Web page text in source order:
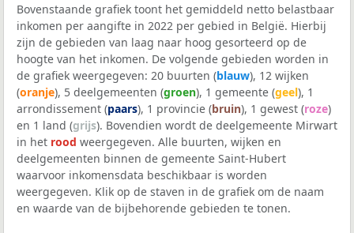
Bovenstaande grafiek toont het gemiddeld netto belastbaar
inkomen per aangifte in 2022 per gebied in België. Hierbij
zijn de gebieden van laag naar hoog gesorteerd op de
hoogte van het inkomen. De volgende gebieden worden in
de grafiek weergegeven: 20 buurten (blauw), 12 wijken
(oranje), 5 deelgemeenten (groen), 1 gemeente (geel), 1
arrondissement (paars), 1 provincie (bruin), 1 gewest (roze)
en 1 land (grijs). Bovendien wordt de deelgemeente Mirwart
in het rood weergegeven. Alle buurten, wijken en
deelgemeenten binnen de gemeente Saint-Hubert
waarvoor inkomensdata beschikbaar is worden
weergegeven. Klik op de staven in de grafiek om de naam
en waarde van de bijbehorende gebieden te tonen.